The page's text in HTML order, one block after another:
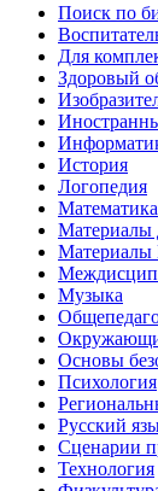
Поиск по
Для
Здоровый
История
Логопедия
Математика
Материалы
Музыка
Основы
Психология
Русский
Сценарии
Технология